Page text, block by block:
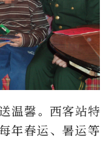
温馨。西客站特
年春运、暑运等